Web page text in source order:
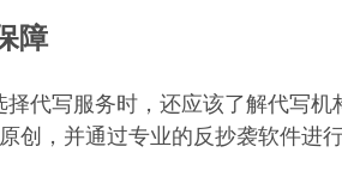
障
择代写服务时，还应该了解代写
创，并通过专业的反抄袭软件进